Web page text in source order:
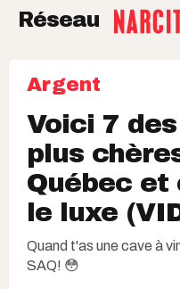
Réseau
Argent
Voici 7
plus
Québec
le luxe
Quand t'as une cave à
SAQ! 😳